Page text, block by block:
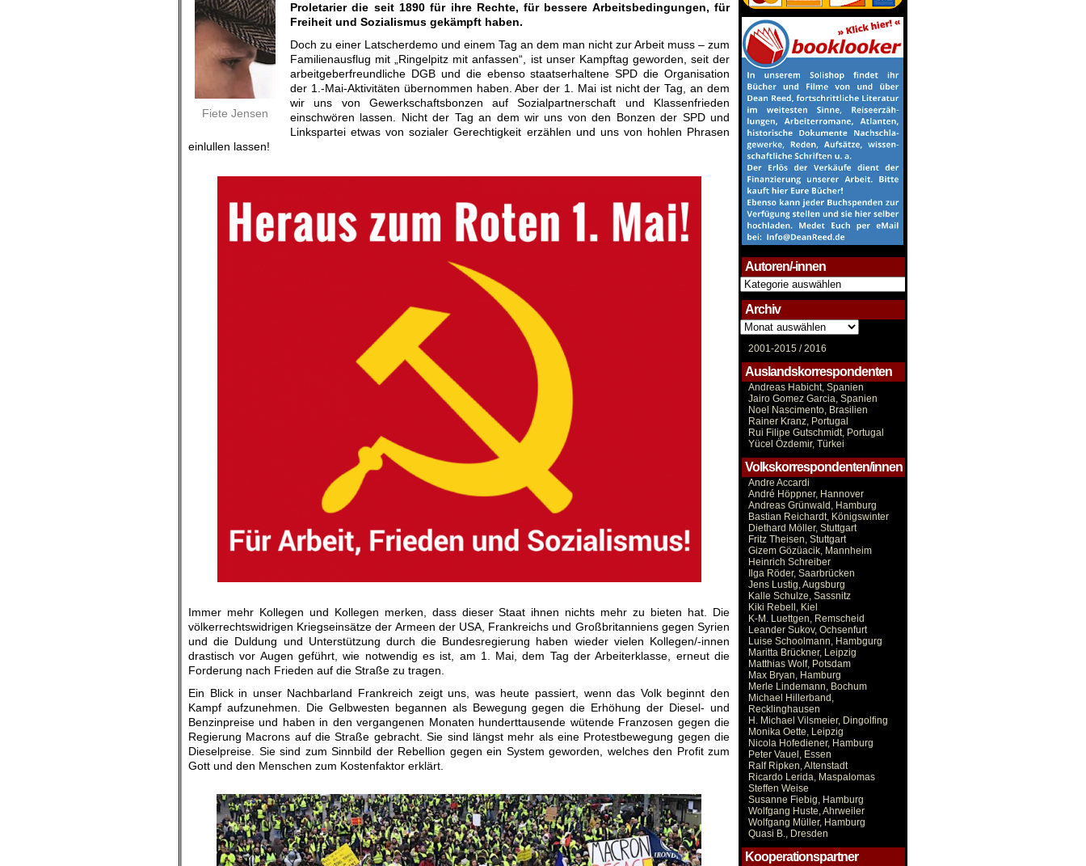
Fiete Jensen
Proletarier die seit 1890 für ihre Rechte, für bessere Arbeitsbedingungen, für
Freiheit und Sozialismus gekämpft haben.
Doch zu einer Latscherdemo und einem Tag an dem man nicht zur Arbeit muss – zum
Familienausflug mit „Ringelpitz mit anfassen“, ist unser Kampftag geworden, seit der
arbeitgeberfreundliche DGB und die ebenso staatserhaltene SPD die Organisation
der 1.-Mai-Aktivitäten übernommen haben. Aber der 1. Mai ist nicht der Tag, an dem
wir uns von Gewerkschaftsbonzen auf Sozialpartnerschaft und Klassenfrieden
einschwören lassen. Nicht der Tag an dem wir uns von den Bonzen der SPD und
Linkspartei etwas von sozialer Gerechtigkeit erzählen und uns von hohlen Phrasen
einlullen lassen!
Immer mehr Kollegen und Kollegen merken, dass dieser Staat ihnen nichts mehr zu bieten hat. Die
völkerrechtswidrigen Kriegseinsätze der Armeen der USA, Frankreichs und Großbritanniens gegen Syrien
und die Duldung und Unterstützung durch die Bundesregierung haben wieder vielen Kollegen/-innen
drastisch vor Augen geführt, wie notwendig es ist, am 1. Mai, dem Tag der Arbeiterklasse, erneut die
Forderung nach Frieden auf die Straße zu tragen.
Ein Blick in unser Nachbarland Frankreich zeigt uns, was heute passiert, wenn das Volk beginnt den
Kampf aufzunehmen. Die Gelbwesten begannen als Bewegung gegen die Erhöhung der Diesel- und
Benzinpreise und haben in den vergangenen Monaten hunderttausende wütende Franzosen gegen die
Regierung Macrons auf die Straße gebracht. Sie sind längst mehr als eine Protestbewegung gegen die
Dieselpreise. Sie sind zum Sinnbild der Rebellion gegen ein System geworden, welches den Profit zum
Gott und den Menschen zum Kostenfaktor erklärt.
Autoren/-innen
Autoren/-
innen
Archiv
Archiv
2001-2015 /2016
Auslandskorrespondenten
Andreas Habicht, Spanien
Jairo Gomez Garcia, Spanien
Noel Nascimento, Brasilien
Rainer Kranz, Portugal
Rui Filipe Gutschmidt, Portugal
Yücel Özdemir, Türkei
Volkskorrespondenten/innen
Andre Accardi
André Höppner, Hannover
Andreas Grünwald, Hamburg
Bastian Reichardt, Königswinter
Diethard Möller, Stuttgart
Fritz Theisen, Stuttgart
Gizem Gözüacik, Mannheim
Heinrich Schreiber
Ilga Röder, Saarbrücken
Jens Lustig, Augsburg
Kalle Schulze, Sassnitz
Kiki Rebell, Kiel
K-M. Luettgen, Remscheid
Leander Sukov, Ochsenfurt
Luise Schoolmann, Hambgurg
Maritta Brückner, Leipzig
Matthias Wolf, Potsdam
Max Bryan, Hamburg
Merle Lindemann, Bochum
Michael Hillerband,
Recklinghausen
H. Michael Vilsmeier, Dingolfing
Monika Oette, Leipzig
Nicola Hofediener, Hamburg
Peter Vauel, Essen
Ralf Ripken, Altenstadt
Ricardo Lerida, Maspalomas
Steffen Weise
Susanne Fiebig, Hamburg
Wolfgang Huste, Ahrweiler
Wolfgang Müller, Hamburg
Quasi B., Dresden
Kooperationspartner